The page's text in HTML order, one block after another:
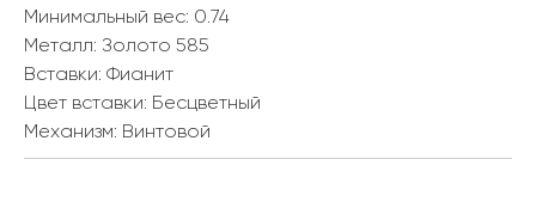
Минимальный вес: 0.74
Металл: Золото 585
Вставки: Фианит
Цвет вставки: Бесцветный
Механизм: Винтовой